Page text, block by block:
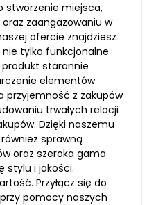
stworzenie miejsca,
zaangażowaniu w
ofercie znajdziesz
tylko funkcjonalne
produkt starannie
elementów
przyjemność z zakupów
trwałych relacji
Dzięki naszemu
sprawną
oraz szeroka gama
stylu i jakości.
Przyłącz się do
pomocy naszych